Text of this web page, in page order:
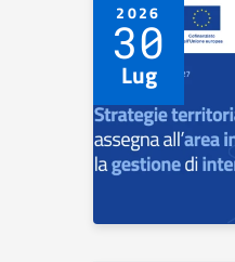
2026
30
Lug